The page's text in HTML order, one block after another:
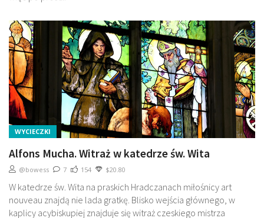
WYCIECZKI
Alfons Mucha. Witraż w katedrze św. Wita
@bowess 7 154 $20.80
W katedrze św. Wita na praskich Hradczanach miłośnicy art
nouveau znajdą nie lada gratkę. Blisko wejścia głównego, w
kaplicy acybiskupiej znajduje się witraż czeskiego mistrza